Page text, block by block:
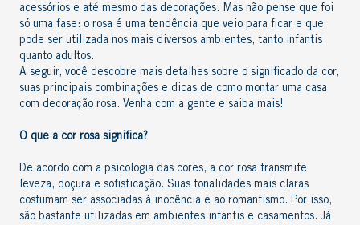
acessórios e até mesmo das decorações. Mas não pense que foi
só uma fase: o rosa é uma tendência que veio para ficar e que
pode ser utilizada nos mais diversos ambientes, tanto infantis
quanto adultos.
A seguir, você descobre mais detalhes sobre o significado da cor,
suas principais combinações e dicas de como montar uma casa
com decoração rosa . Venha com a gente e saiba mais!
O que a cor rosa significa?
De acordo com a psicologia das cores, a cor rosa transmite
leveza, doçura e sofisticação. Suas tonalidades mais claras
costumam ser associadas à inocência e ao romantismo. Por isso,
são bastante utilizadas em ambientes infantis e casamentos. Já